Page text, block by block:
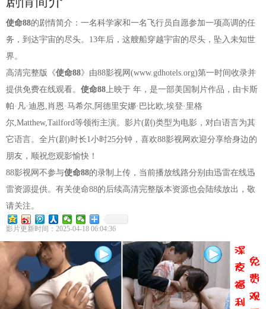
使命88的剧情简介：一名科学家和一名飞行员自愿参加一项高调的任
务，到达宇宙的尽头。13年后，这艘船穿越宇宙的尽头，坠入未知世
界。
高清完整版《使命88》由88影视网(www.gdhotels.org)第一时间收录并
提供免费在线观看。 使命88上映于 年，是一部美国制片作品，由卡斯
帕·凡·迪恩,肖恩·马希尔,阿德里安娜·巴比欧,埃登·里格
尔,Matthew,Tailford等领衔主演。影片(剧)类型为电影，对白语言为其
它语言。全片(剧)时长1小时25分钟，喜欢88影视网欢迎分享给身边的
朋友，顺祝您观影愉快！
88影视网不参与使命88的录制上传，当前播放线路分别由迅雷在线迅
雷资源提供。有关使命88的后续高清完整版本资源也会陆续放出，敬
请关注。
影片更新时间：2025-04-18 06:04:36